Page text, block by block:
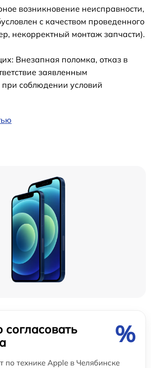
возникновение неисправности,
с качеством проведенного
некорректный монтаж запчасти).
Внезапная поломка, отказ в
заявленным
соблюдении условий
%
по технике Apple в Челябинске